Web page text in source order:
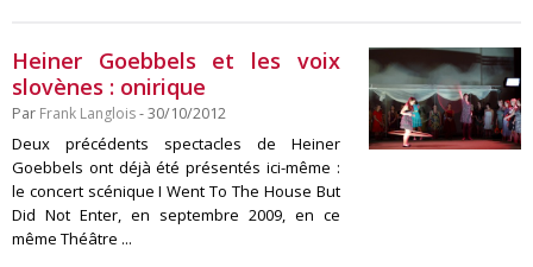
Heiner Goebbels et les voix
slovènes : onirique
Par Frank Langlois- 30/10/2012
Deux précédents spectacles de Heiner
Goebbels ont déjà été présentés ici-même :
le concert scénique I Went To The House But
Did Not Enter, en septembre 2009, en ce
même Théâtre ...